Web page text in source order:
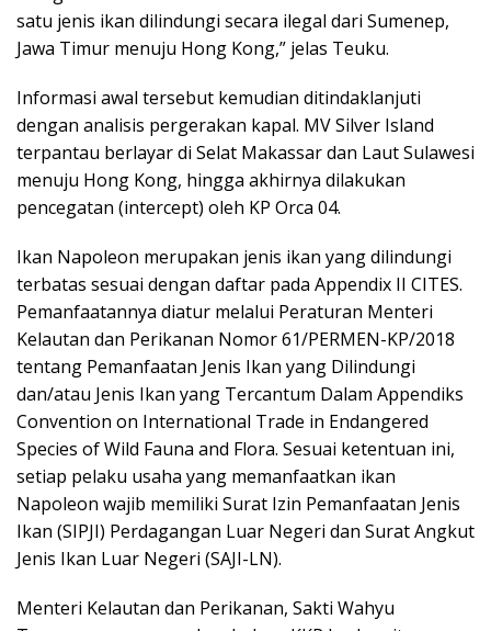
satu jenis ikan dilindungi secara ilegal dari Sumenep,
Jawa Timur menuju Hong Kong,” jelas Teuku.
Informasi awal tersebut kemudian ditindaklanjuti
dengan analisis pergerakan kapal. MV Silver Island
terpantau berlayar di Selat Makassar dan Laut Sulawesi
menuju Hong Kong, hingga akhirnya dilakukan
pencegatan (intercept) oleh KP Orca 04.
Ikan Napoleon merupakan jenis ikan yang dilindungi
terbatas sesuai dengan daftar pada Appendix II CITES.
Pemanfaatannya diatur melalui Peraturan Menteri
Kelautan dan Perikanan Nomor 61/PERMEN-KP/2018
tentang Pemanfaatan Jenis Ikan yang Dilindungi
dan/atau Jenis Ikan yang Tercantum Dalam Appendiks
Convention on International Trade in Endangered
Species of Wild Fauna and Flora. Sesuai ketentuan ini,
setiap pelaku usaha yang memanfaatkan ikan
Napoleon wajib memiliki Surat Izin Pemanfaatan Jenis
Ikan (SIPJI) Perdagangan Luar Negeri dan Surat Angkut
Jenis Ikan Luar Negeri (SAJI-LN).
Menteri Kelautan dan Perikanan, Sakti Wahyu